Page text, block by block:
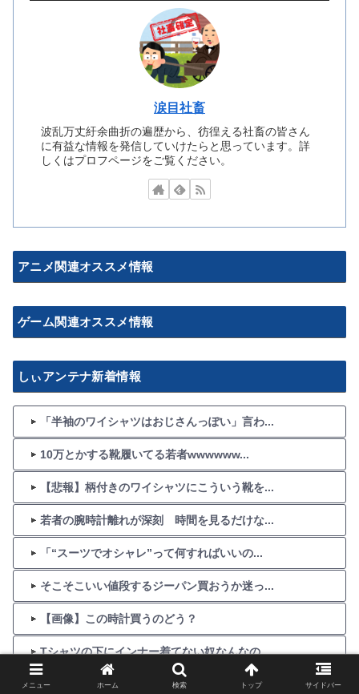
涙目社畜
波乱万丈紆余曲折の遍歴から、彷徨える社畜の皆さん
に有益な情報を発信していけたらと思っています。詳
しくはプロフページをご覧ください。
アニメ関連オススメ情報
ゲーム関連オススメ情報
しぃアンテナ新着情報
「半袖のワイシャツはおじさんっぽい」言わ...
10万とかする靴履いてる若者wwwwww...
【悲報】柄付きのワイシャツにこういう靴を...
若者の腕時計離れが深刻 時間を見るだけな...
「“スーツでオシャレ”って何すればいいの...
そこそこいい値段するジーパン買おうか迷っ...
【画像】この時計買うのどう？
Tシャツの下にインナー着てない奴なんなの...
かっこいいデニムが欲しいんだが？
メニュー ホーム 検索 トップ サイドバー